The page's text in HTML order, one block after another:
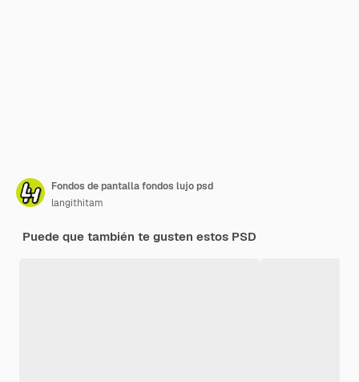
Fondos de pantalla fondos lujo psd
langithitam
Puede que también te gusten estos PSD